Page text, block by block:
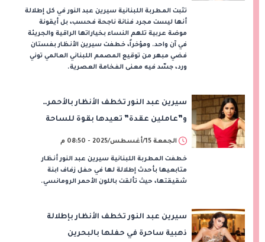
تثبت المطربة اللبنانية سيرين عبد النور في كل إطلالة
أنها ليست مجرد فنانة ناجحة فحسب، بل أيقونة
موضة عربية تلهم النساء بخياراتها الراقية والجريئة
في آن واحد. ومؤخراً، خطفت سيرين الأنظار بفستان
فضي مبهر من توقيع المصمم اللبناني العالمي توني
ورد، جسّد فيه معنى الفخامة العصرية.
سيرين عبد النور تخطف الأنظار بالأحمر…
و”عاملين عقدة” تعيدها بقوة للساحة
الغنائية
الجمعة 15/أغسطس/2025 - 08:50 م
خطفت المطربة اللبنانية سيرين عبد النور أنظار
متابعيها بأحدث إطلالة لها في حفل زفاف ابنة
شقيقتها، حيث تألقت باللون الأحمر الرومانسي.
سيرين عبد النور تخطف الأنظار بإطلالة
ذهبية ساحرة في حفلها بالبحرين